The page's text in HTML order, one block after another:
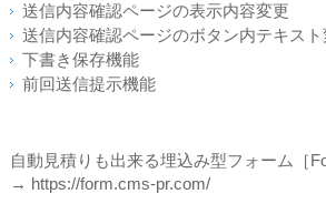
送信内容確認ページの表示内容変更
送信内容確認ページのボタン内テキスト
下書き保存機能
前回送信提示機能
自動見積りも出来る埋込み型フォーム［
→ https://form.cms-pr.com/